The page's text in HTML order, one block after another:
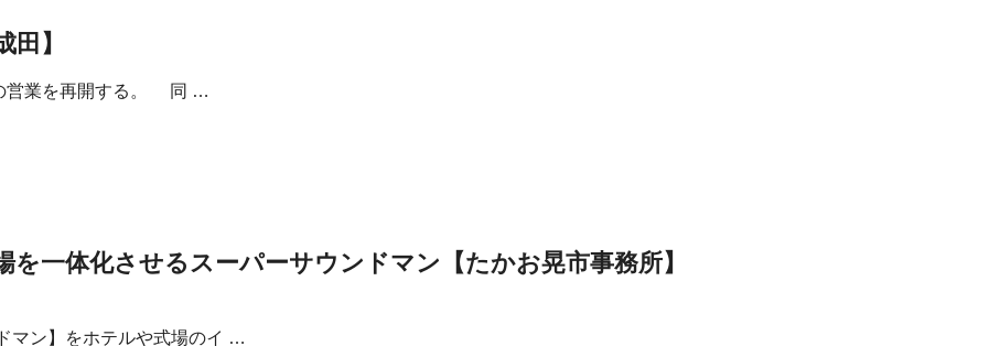
】
営業を再開する。 同 …
を一体化させるスーパーサウンドマン【たかお晃市事務所】
ン】をホテルや式場のイ …